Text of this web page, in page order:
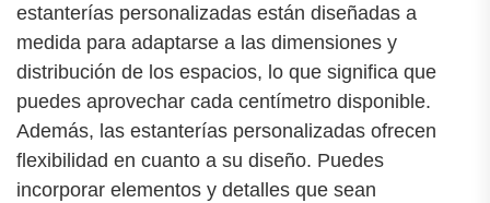
estanterías personalizadas están diseñadas a
medida para adaptarse a las dimensiones y
distribución de los espacios, lo que significa que
puedes aprovechar cada centímetro disponible.
Además, las estanterías personalizadas ofrecen
flexibilidad en cuanto a su diseño. Puedes
incorporar elementos y detalles que sean